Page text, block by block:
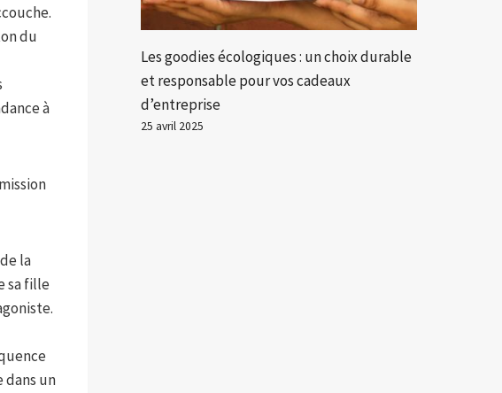
du
à
la
sa fille
dans un
Les goodies écologiques : un choix durable
et responsable pour vos cadeaux
d’entreprise
25 avril 2025